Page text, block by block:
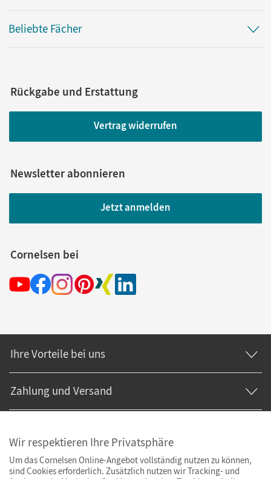
Beliebte Fächer
Rückgabe und Erstattung
Vertrag widerrufen
Newsletter abonnieren
Jetzt anmelden
Cornelsen bei
Ihre Vorteile bei uns
Zahlung und Versand
Wir respektieren Ihre Privatsphäre
Um das Cornelsen Online-Angebot vollständig nutzen zu können,
sind Cookies erforderlich. Zusätzlich nutzen wir Tracking- und